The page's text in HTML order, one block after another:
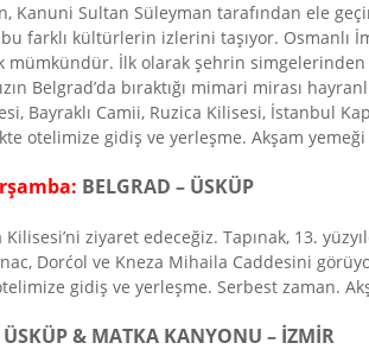
Kanuni Sultan Süleyman tarafından ele
farklı kültürlerin izlerini taşıyor. Osmanlı
İlk olarak şehrin
Belgrad’da bıraktığı mimari mirası
Camii, Ruzica Kilisesi, İstanbul
otelimize gidiş ve yerleşme. Akşam
BELGRAD – ÜSKÜP
ziyaret edeceğiz. Tapınak, 13.
Dorćol ve Kneza Mihaila Caddesini
gidiş ve yerleşme. Serbest zaman.
ÜSKÜP & MATKA KANYONU – İZMİR